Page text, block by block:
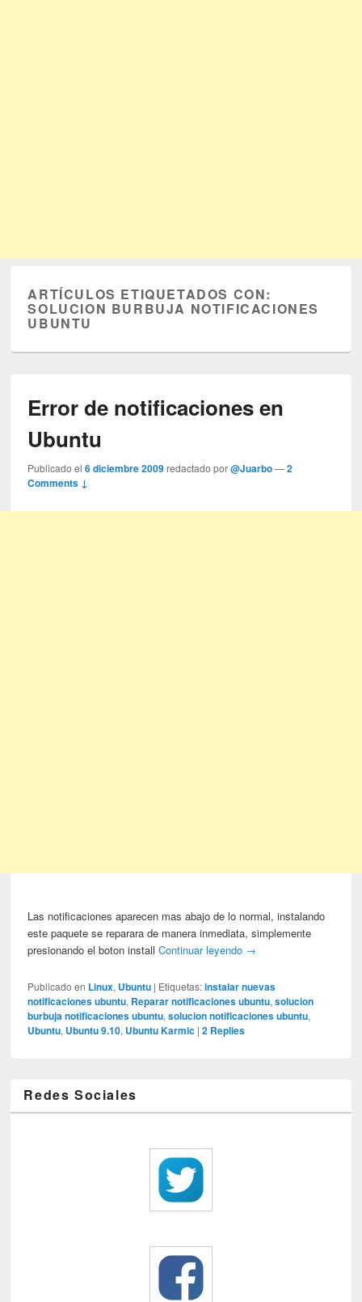
ARTÍCULOS ETIQUETADOS CON:
SOLUCION BURBUJA NOTIFICACIONES
UBUNTU
Error de notificaciones en
Ubuntu
Publicado el6 diciembre 2009 redactado por@Juarbo —2
Comments ↓
Las notificaciones aparecen mas abajo de lo normal, instalando
este paquete se reparara de manera inmediata, simplemente
presionando el boton installContinuar leyendo →
Publicado en Linux, Ubuntu | Etiquetas: instalar nuevas
notificaciones ubuntu, Reparar notificaciones ubuntu,solucion
burbuja notificaciones ubuntu,solucion notificaciones ubuntu,
Ubuntu, Ubuntu 9.10, Ubuntu Karmic |2 Replies
Redes Sociales